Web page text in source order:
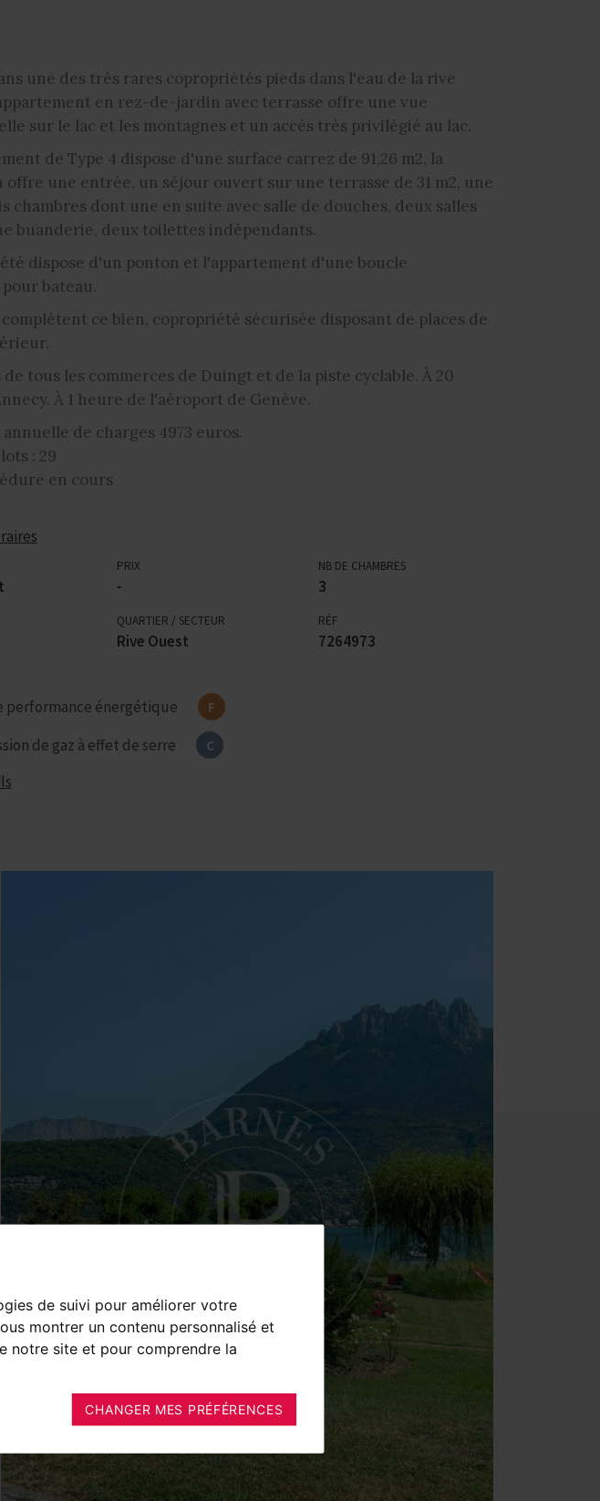
de suivi pour améliorer votre
montrer un contenu personnalisé et
notre site et pour comprendre la
CHANGER MES PRÉFÉRENCES
une des très rares copropriétés pieds dans l'eau de la rive
en rez-de-jardin avec terrasse offre une vue
sur le lac et les montagnes et un accès très privilégié au lac.
de Type 4 dispose d'une surface carrez de 91,26 m2, la
une entrée, un séjour ouvert sur une terrasse de 31 m2, une
chambres dont une en suite avec salle de douches, deux salles
buanderie, deux toilettes indépendants.
dispose d'un ponton et l'appartement d'une boucle
bateau.
complètent ce bien, copropriété sécurisée disposant de places de
tous les commerces de Duingt et de la piste cyclable. À 20
À 1 heure de l'aéroport de Genève.
de charges 4973 euros.
: 29
en cours
PRIX
-
NB DE CHAMBRES
3
QUARTIER / SECTEUR
Rive Ouest
RÉF
7264973
performance énergétique F
de gaz à effet de serre C